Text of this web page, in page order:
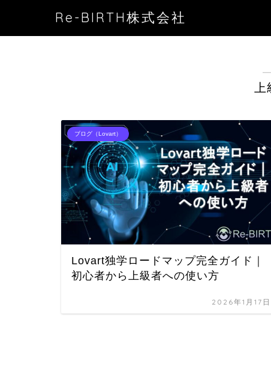
Re-BIRTH株式会社
ブログ（Lovart）
Lovart独学ロードマップ完全ガイド｜
初心者から上級者への使い方
2026年1月17日